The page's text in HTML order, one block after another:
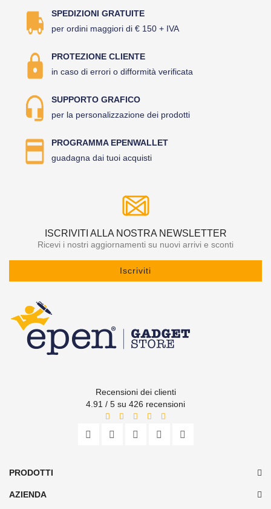
SPEDIZIONI GRATUITE
per ordini maggiori di € 150 + IVA
PROTEZIONE CLIENTE
in caso di errori o difformità verificata
SUPPORTO GRAFICO
per la personalizzazione dei prodotti
PROGRAMMA EPENWALLET
guadagna dai tuoi acquisti
ISCRIVITI ALLA NOSTRA NEWSLETTER
Ricevi i nostri aggiornamenti su nuovi arrivi e sconti
Iscriviti
Recensioni dei clienti
4.91 / 5 su 426 recensioni
PRODOTTI
AZIENDA